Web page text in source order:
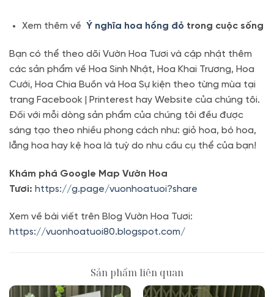
Xem thêm về Ý nghĩa hoa hồng đỏ trong cuộc sống
Bạn có thể theo dõi Vườn Hoa Tươi và cập nhật thêm
các sản phẩm về Hoa Sinh Nhật, Hoa Khai Trương, Hoa
Cưới, Hoa Chia Buồn và Hoa Sự kiện theo từng mùa tại
trang Facebook | Printerest hay Website của chúng tôi.
Đối với mỗi dòng sản phẩm của chúng tôi đều được
sáng tạo theo nhiều phong cách như: giỏ hoa, bó hoa,
lẵng hoa hay kệ hoa là tuỳ do nhu cầu cụ thể của bạn!
Khám phá Google Map Vườn Hoa
Tươi: https://g.page/vuonhoatuoi?share
Xem về bài viết trên Blog Vườn Hoa Tươi:
https://vuonhoatuoi80.blogspot.com/
Sản phẩm liên quan